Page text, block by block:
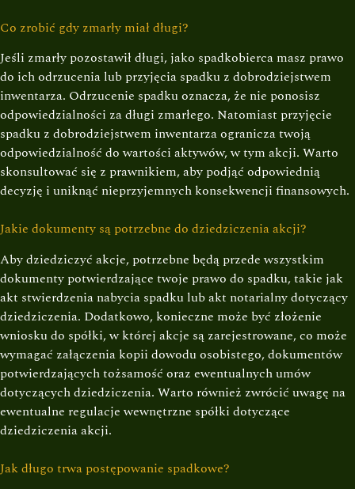
Co zrobić gdy zmarły miał długi?
Jeśli zmarły pozostawił długi, jako spadkobierca masz prawo
do ich odrzucenia lub przyjęcia spadku z dobrodziejstwem
inwentarza. Odrzucenie spadku oznacza, że nie ponosisz
odpowiedzialności za długi zmarłego. Natomiast przyjęcie
spadku z dobrodziejstwem inwentarza ogranicza twoją
odpowiedzialność do wartości aktywów, w tym akcji. Warto
skonsultować się z prawnikiem, aby podjąć odpowiednią
decyzję i uniknąć nieprzyjemnych konsekwencji finansowych.
Jakie dokumenty są potrzebne do dziedziczenia akcji?
Aby dziedziczyć akcje, potrzebne będą przede wszystkim
dokumenty potwierdzające twoje prawo do spadku, takie jak
akt stwierdzenia nabycia spadku lub akt notarialny dotyczący
dziedziczenia. Dodatkowo, konieczne może być złożenie
wniosku do spółki, w której akcje są zarejestrowane, co może
wymagać załączenia kopii dowodu osobistego, dokumentów
potwierdzających tożsamość oraz ewentualnych umów
dotyczących dziedziczenia. Warto również zwrócić uwagę na
ewentualne regulacje wewnętrzne spółki dotyczące
dziedziczenia akcji.
Jak długo trwa postępowanie spadkowe?